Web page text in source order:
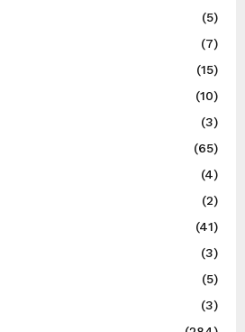
(5)
(7)
(15)
(10)
(3)
(65)
(4)
(2)
(41)
(3)
(5)
(3)